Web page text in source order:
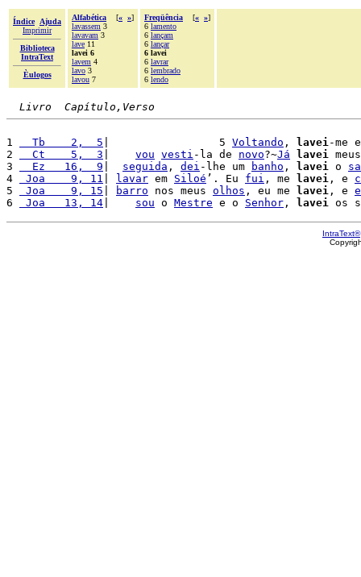
Índice
Ajuda
Imprimir
Biblioteca
IntraText
Èulogos
Alfabética [« »]
lavassem 3
lavavam 3
lave 11
lavei 6
lavem 4
lavo 3
lavou 7
Freqüência [« »]
6 lamento
6 lançam
6 lançar
6 lavei
6 lavrar
6 lembrado
6 lendo
Livro  Capítulo,Verso
1
  Tb    2,  5
|                 5 Voltando , lavei-me
2
  Ct    5,  3
vou vesti -la de novo?~Já lavei
3
  Ez   16,  9
seguida , dei -lhe um banho , lavei o
4
Joa    9, 11 lavar em Siloé ’. Eu fui , me lavei , e
5
Joa    9, 15 barro nos meus olhos , eu me lavei , e
6
Joa   13, 14 sou o Mestre e o Senhor , lavei os
IntraText®